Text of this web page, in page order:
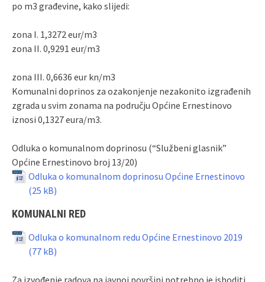
po m3 građevine, kako slijedi:
zona I. 1,3272 eur/m3
zona II. 0,9291 eur/m3
zona III. 0,6636 eur kn/m3
Komunalni doprinos za ozakonjenje nezakonito izgrađenih
zgrada u svim zonama na području Općine Ernestinovo
iznosi 0,1327 eura/m3.
Odluka o komunalnom doprinosu (“Službeni glasnik”
Općine Ernestinovo broj 13/20)
Odluka o komunalnom doprinosu Općine Ernestinovo
KOMUNALNI RED
Odluka o komunalnom redu Općine Ernestinovo 2019
Za izvođenje radova na javnoj površini potrebno je ishoditi